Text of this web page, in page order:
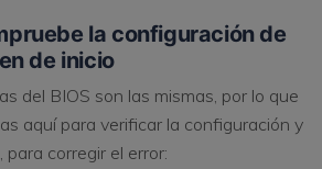
la configuración de
de inicio
del BIOS son las mismas, por lo que
aquí para verificar la configuración y
para corregir el error: